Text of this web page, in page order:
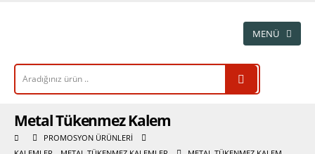
Metal Tükenmez Kalem
PROMOSYON ÜRÜNLERI